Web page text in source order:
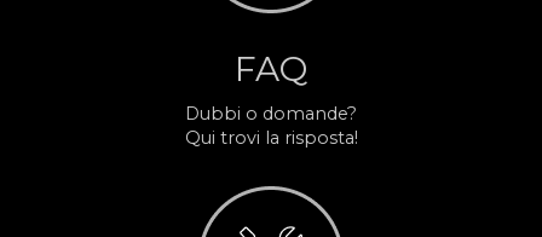
FAQ
Dubbi o domande?
Qui trovi la risposta!